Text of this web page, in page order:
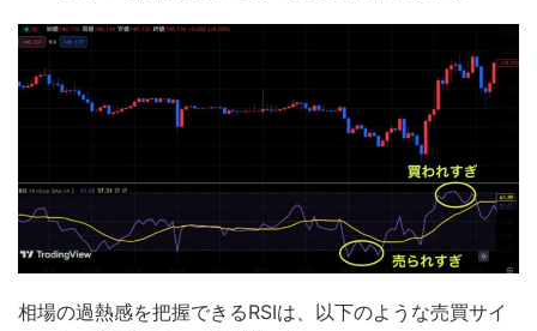
相場の過熱感を把握できるRSIは、以下のような売買サイ